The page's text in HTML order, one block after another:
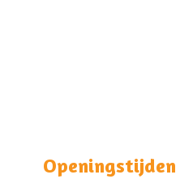
Openingstijden